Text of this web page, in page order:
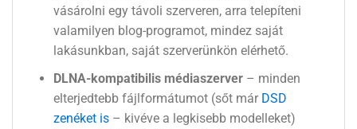
vásárolni egy távoli szerveren, arra telepíteni
valamilyen blog-programot, mindez saját
lakásunkban, saját szerverünkön elérhető.
DLNA-kompatibilis médiaszerver– minden
elterjedtebb fájlformátumot (sőt már DSD
zenéket is– kivéve a legkisebb modelleket)